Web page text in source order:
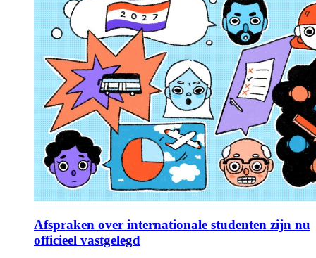
Afspraken over internationale studenten zijn nu
officieel vastgelegd